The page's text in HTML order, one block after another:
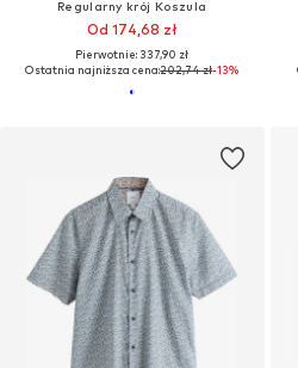
Regularny krój Koszula
Od 174,68 zł
Pierwotnie: 337,90 zł
Ostatnia najniższa cena:202,74 zł-13%